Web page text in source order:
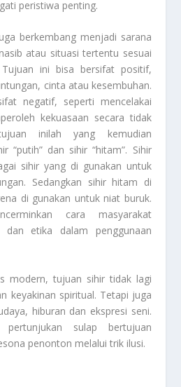
peristiwa penting.
berkembang menjadi sarana
atau situasi tertentu sesuai
Tujuan ini bisa bersifat positif,
cinta atau kesembuhan.
negatif, seperti mencelakai
kekuasaan secara tidak
inilah yang kemudian
“putih” dan sihir “hitam”. Sihir
sihir yang di gunakan untuk
Sedangkan sihir hitam di
di gunakan untuk niat buruk.
cara masyarakat
dan etika dalam penggunaan
modern, tujuan sihir tidak lagi
keyakinan spiritual. Tetapi juga
hiburan dan ekspresi seni.
sulap bertujuan
penonton melalui trik ilusi.